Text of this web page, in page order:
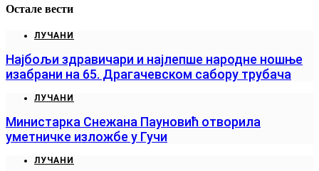
Остале вести
ЛУЧАНИ
Најбољи здравичари и најлепше народне ношње
изабрани на 65. Драгачевском сабору трубача
ЛУЧАНИ
Министарка Снежана Пауновић отворила
уметничке изложбе у Гучи
ЛУЧАНИ